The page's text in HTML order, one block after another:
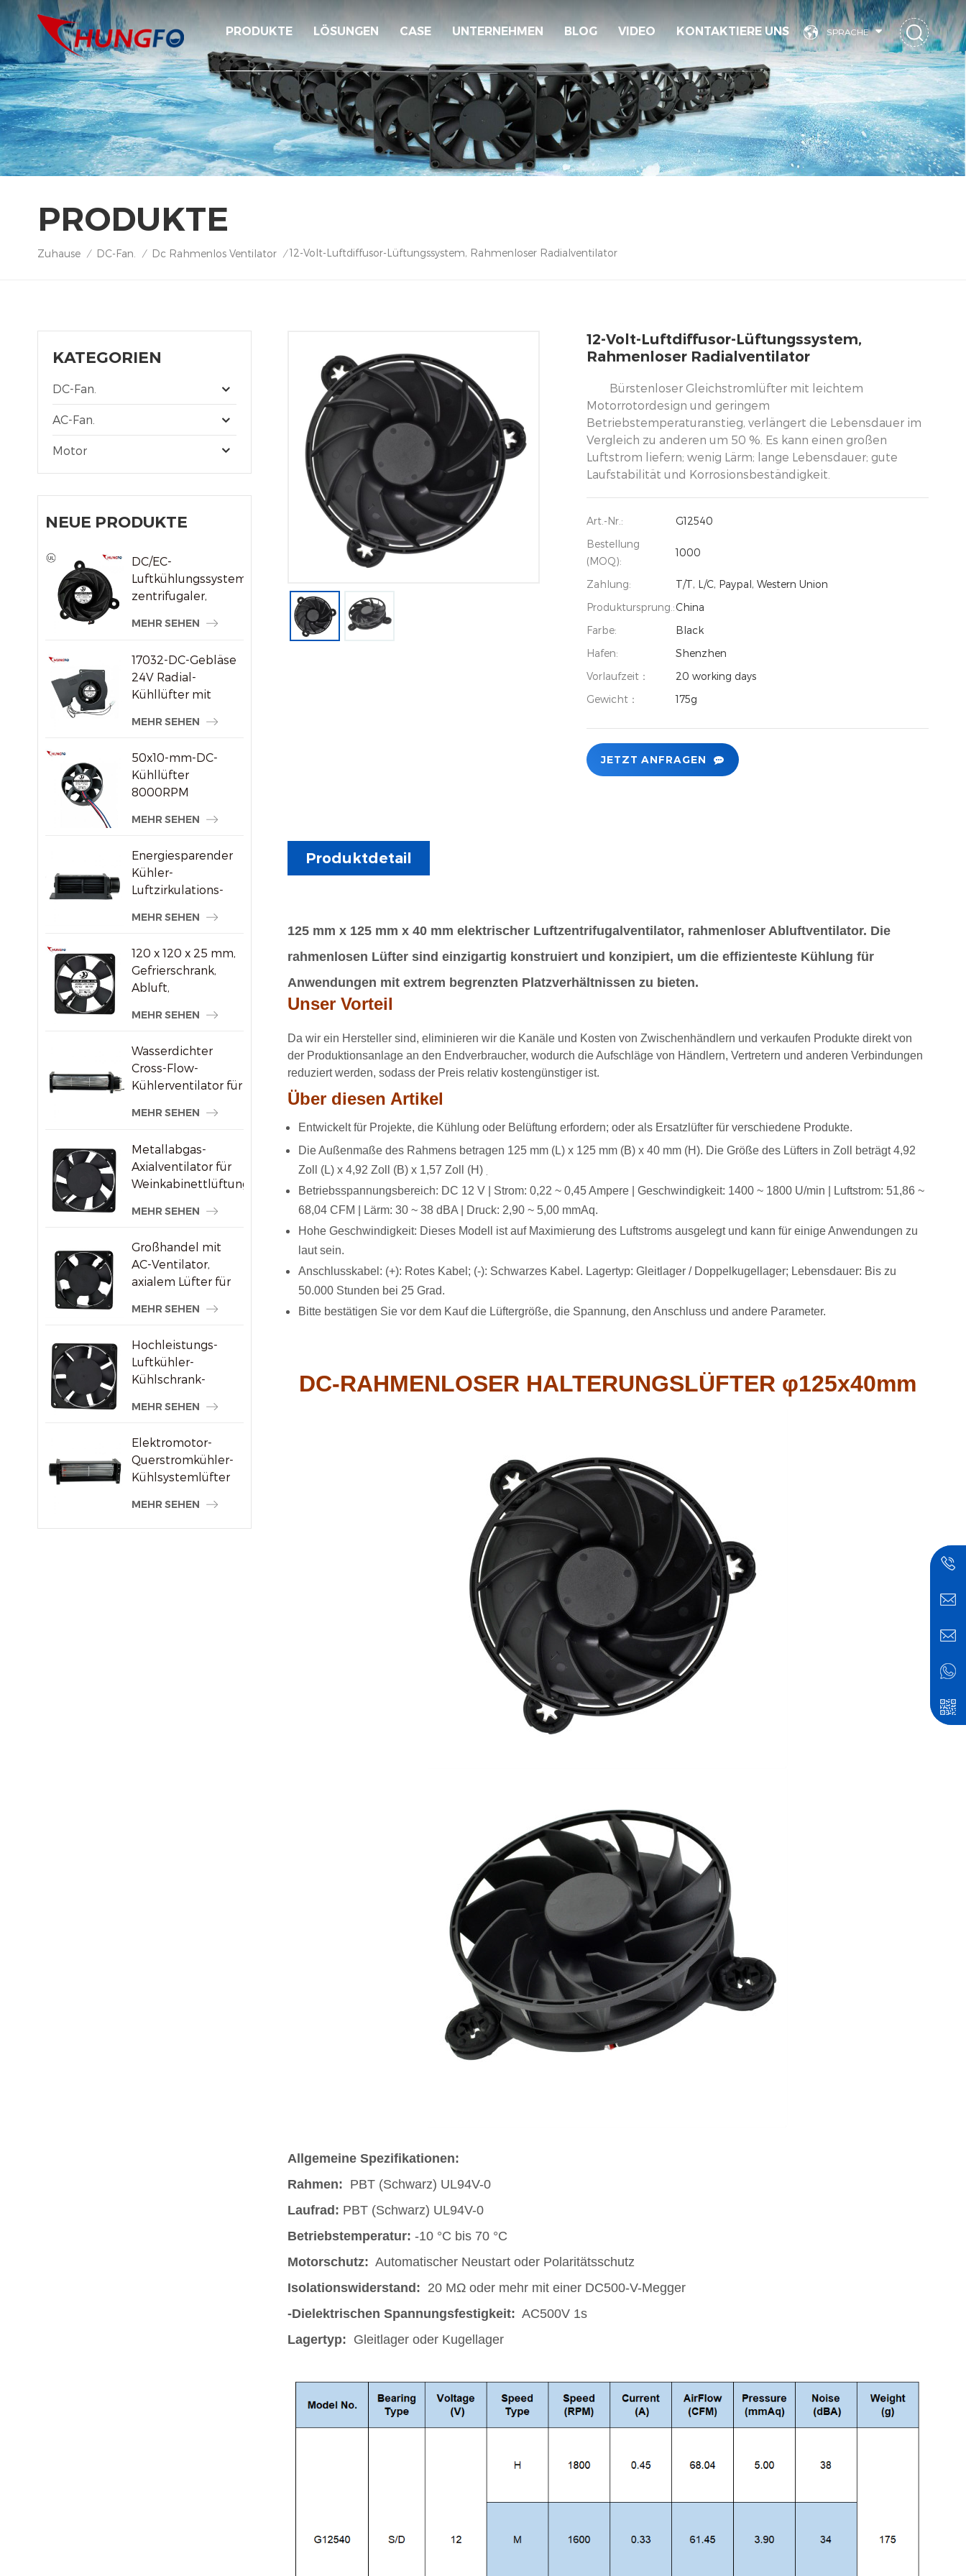
SPRACHE
PRODUKTE LÖSUNGEN CASE UNTERNEHMEN BLOG VIDEO KONTAKTIERE UNS
PRODUKTE
Zuhause / DC-Fan. / Dc Rahmenlos Ventilator / 12-Volt-Luftdiffusor-Lüftungssystem, Rahmenloser Radialventilator
KATEGORIEN
DC-Fan.
AC-Fan.
Motor
NEUE PRODUKTE
DC/EC-
Luftkühlungssystem,
zentrifugaler,
Kühlerlüfter
MEHR SEHEN
17032-DC-Gebläse
24V Radial-
Kühllüfter mit
Druck
MEHR SEHEN
50x10-mm-DC-
Kühllüfter
8000RPM
Bürstenloser
kleine
elektronische
Geräte
MEHR SEHEN
Energiesparender
Kühler-
Luftzirkulations-
aus Kunststoff
MEHR SEHEN
120 x 120 x 25 mm,
Gefrierschrank,
Abluft,
Axialventilator
MEHR SEHEN
Wasserdichter
Cross-Flow-
Kühlerventilator für
MEHR SEHEN
Metallabgas-
Axialventilator für
Weinkabinettlüftung
MEHR SEHEN
Großhandel mit
AC-Ventilator,
axialem Lüfter für
Schweißmaschinenlieferanten
MEHR SEHEN
Hochleistungs-
Luftkühler-
Kühlschrank-
x 120 x 38 mm
MEHR SEHEN
Elektromotor-
Querstromkühler-
Kühlsystemlüfter
MEHR SEHEN
12-Volt-Luftdiffusor-Lüftungssystem,
Rahmenloser Radialventilator
Bürstenloser Gleichstromlüfter mit leichtem
Motorrotordesign und geringem
Betriebstemperaturanstieg, verlängert die Lebensdauer im
Vergleich zu anderen um 50 %. Es kann einen großen
Luftstrom liefern; wenig Lärm; lange Lebensdauer; gute
Laufstabilität und Korrosionsbeständigkeit.
Art.-Nr.:
G12540
Bestellung
(MOQ):
1000
Zahlung:
T/T, L/C, Paypal, Western Union
Produktursprung.:China
Farbe:
Black
Hafen:
Shenzhen
Vorlaufzeit：
20 working days
Gewicht：
175g
JETZT ANFRAGEN
Produktdetail
125 mm x 125 mm x 40 mm elektrischer Luftzentrifugalventilator, rahmenloser Abluftventilator. Die
rahmenlosen Lüfter sind einzigartig konstruiert und konzipiert, um die effizienteste Kühlung für
Anwendungen mit extrem begrenzten Platzverhältnissen zu bieten.
Unser Vorteil
Da wir ein Hersteller sind, eliminieren wir die Kanäle und Kosten von Zwischenhändlern und verkaufen Produkte direkt von
der Produktionsanlage an den Endverbraucher, wodurch die Aufschläge von Händlern, Vertretern und anderen Verbindungen
reduziert werden, sodass der Preis relativ kostengünstiger ist.
Über diesen Artikel
Entwickelt für Projekte, die Kühlung oder Belüftung erfordern; oder als Ersatzlüfter für verschiedene Produkte.
Die Außenmaße des Rahmens betragen 125 mm (L) x 125 mm (B) x 40 mm (H). Die Größe des Lüfters in Zoll beträgt 4,92
Zoll (L) x 4,92 Zoll (B) x 1,57 Zoll (H).
Betriebsspannungsbereich: DC 12 V | Strom: 0,22 ~ 0,45 Ampere | Geschwindigkeit: 1400 ~ 1800 U/min | Luftstrom: 51,86 ~
68,04 CFM | Lärm: 30 ~ 38 dBA | Druck: 2,90 ~ 5,00 mmAq.
Hohe Geschwindigkeit: Dieses Modell ist auf Maximierung des Luftstroms ausgelegt und kann für einige Anwendungen zu
laut sein.
Anschlusskabel: (+): Rotes Kabel; (-): Schwarzes Kabel. Lagertyp: Gleitlager / Doppelkugellager; Lebensdauer: Bis zu
50.000 Stunden bei 25 Grad.
Bitte bestätigen Sie vor dem Kauf die Lüftergröße, die Spannung, den Anschluss und andere Parameter.
DC-RAHMENLOSER HALTERUNGSLÜFTER φ125x40mm
Allgemeine Spezifikationen:
Rahmen: PBT (Schwarz) UL94V-0
Laufrad: PBT (Schwarz) UL94V-0
Betriebstemperatur: -10 °C bis 70 °C
Motorschutz: Automatischer Neustart oder Polaritätsschutz
Isolationswiderstand: 20 MΩ oder mehr mit einer DC500-V-Megger
-Dielektrischen Spannungsfestigkeit: AC500V 1s
Lagertyp: Gleitlager oder Kugellager